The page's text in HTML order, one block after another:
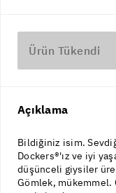
Ürün Tükendi
Açıklama
Bildiğiniz isim.
Dockers®'ız ve iyi
düşünceli giysiler
Gömlek, mükemmel.